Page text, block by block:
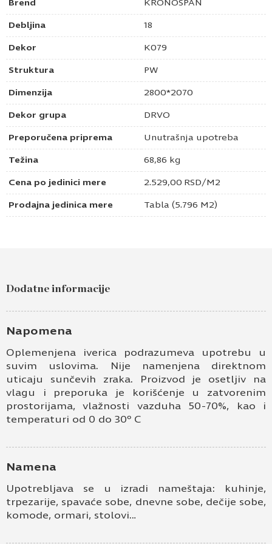
Brend KRONOSPAN
Debljina 18
Dekor K079
Struktura PW
Dimenzija 2800*2070
Dekor grupa DRVO
Preporučena priprema Unutrašnja upotreba
Težina 68,86 kg
Cena po jedinici mere 2.529,00 RSD/M2
Prodajna jedinica mere Tabla (5.796 M2)
Ime i prezime
Kontakt telefon
privatnosti
*
Prijavljujem se za vesti i obaveštenja putem
Dodatne informacije
Napomena
Oplemenjena iverica podrazumeva upotrebu u
suvim uslovima. Nije namenjena direktnom
uticaju sunčevih zraka. Proizvod je osetljiv na
vlagu i preporuka je korišćenje u zatvorenim
prostorijama, vlažnosti vazduha 50-70%, kao i
temperaturi od 0 do 30º C
Namena
Upotrebljava se u izradi nameštaja: kuhinje,
trpezarije, spavaće sobe, dnevne sobe, dečije sobe,
komode, ormari, stolovi…